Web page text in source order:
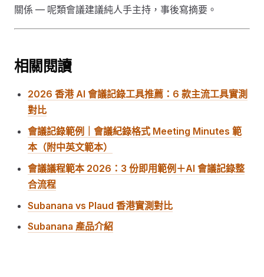
關係 — 呢類會議建議純人手主持，事後寫摘要。
相關閱讀
2026 香港 AI 會議記錄工具推薦：6 款主流工具實測
對比
會議記錄範例｜會議紀錄格式 Meeting Minutes 範
本（附中英文範本）
會議議程範本 2026：3 份即用範例＋AI 會議記錄整
合流程
Subanana vs Plaud 香港實測對比
Subanana 產品介紹